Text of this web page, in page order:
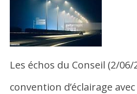
Les échos du Conseil (2/06/
convention d’éclairage